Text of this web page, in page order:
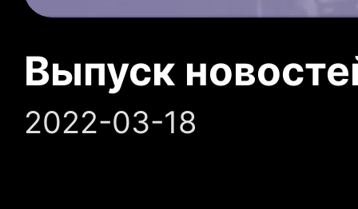
Выпуск
2022-03-18